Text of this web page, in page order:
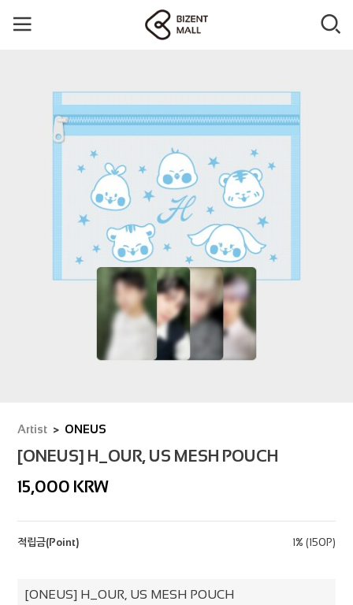
Artist ONEUS
[ONEUS] H_OUR, US MESH POUCH
15,000 KRW
적립금(Point) 1% (150P)
[ONEUS] H_OUR, US MESH POUCH